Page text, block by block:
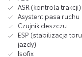
ASR (kontrola trakcji)
Asystent pasa ruchu
Czujnik deszczu
ESP (stabilizacja toru
jazdy)
Isofix